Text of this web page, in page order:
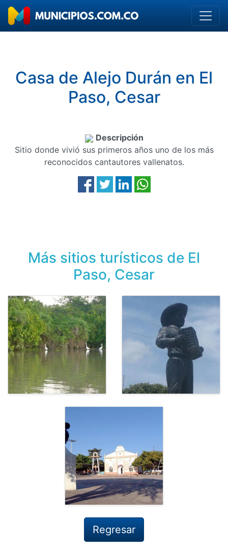
Casa de Alejo Durán en El
Paso, Cesar
Descripción
Sitio donde vivió sus primeros años uno de los más
reconocidos cantautores vallenatos.
Más sitios turísticos de El
Paso, Cesar
Regresar